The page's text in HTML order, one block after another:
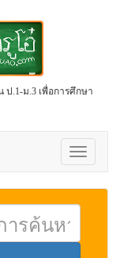
ป.1-ม.3 เพื่อการศึกษา
Toggle